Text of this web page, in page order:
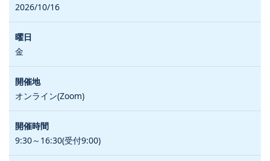
2026/10/16
金
オンライン(Zoom)
9:30～16:30(受付9:00)